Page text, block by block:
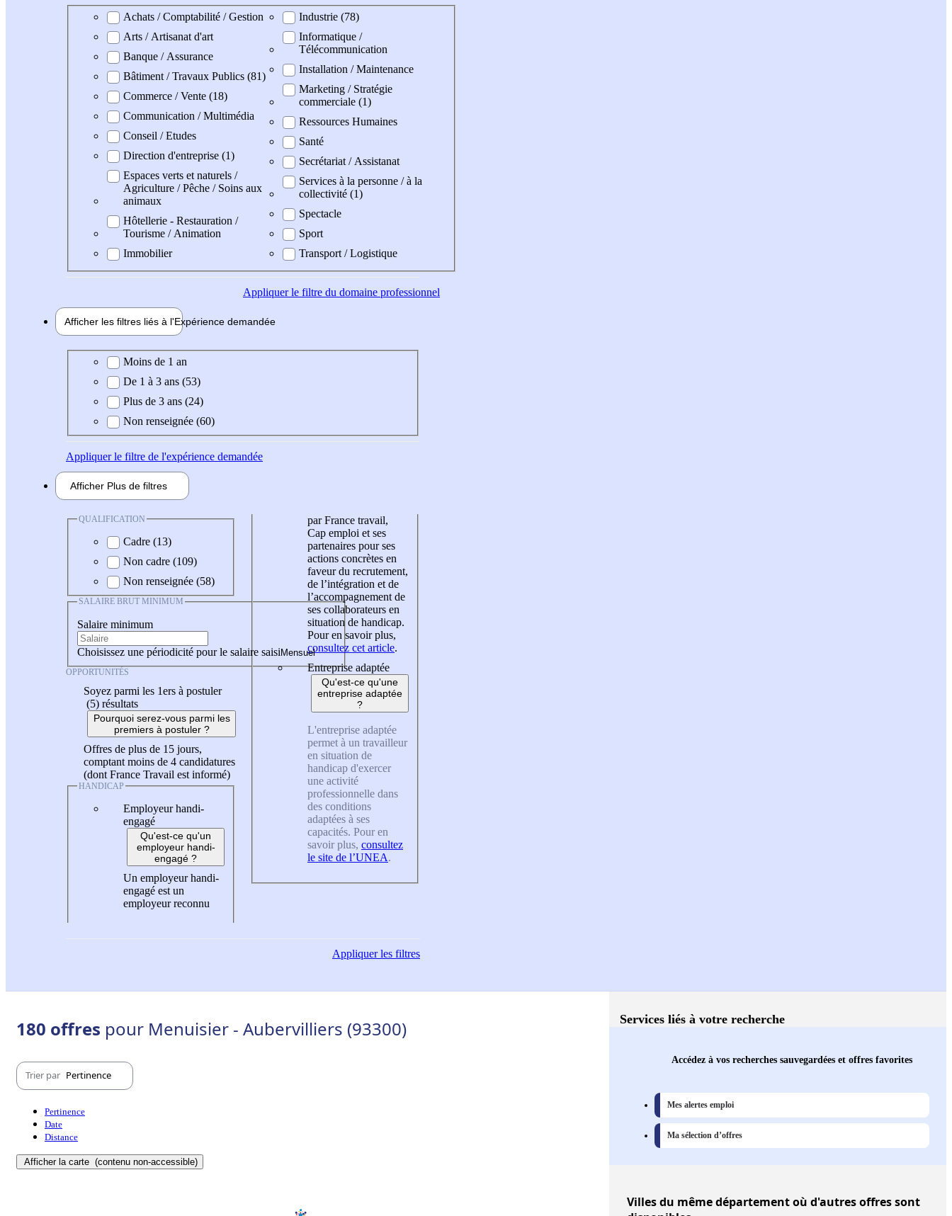
Domaine professionel
Achats / Comptabilité / Gestion
Arts / Artisanat d'art
Banque / Assurance
Bâtiment / Travaux Publics (81)
Commerce / Vente (18)
Communication / Multimédia
Conseil / Etudes
Direction d'entreprise (1)
Espaces verts et naturels /
Agriculture / Pêche / Soins aux
animaux
Hôtellerie - Restauration /
Tourisme / Animation
Immobilier
Industrie (78)
Informatique /
Télécommunication
Installation / Maintenance
Marketing / Stratégie
commerciale (1)
Ressources Humaines
Santé
Secrétariat / Assistanat
Services à la personne / à la
collectivité (1)
Spectacle
Sport
Transport / Logistique
Appliquerle filtre du domaine professionnel
Afficher les filtres liés à l'Expérience demandée
Expérience demandée
Moins de 1 an
De 1 à 3 ans (53)
Plus de 3 ans (24)
Non renseignée (60)
Appliquerle filtre de l'expérience demandée
Afficher Plus de filtres
QUALIFICATION
Cadre (13)
Non cadre (109)
Non renseignée (58)
SALAIRE BRUT MINIMUM
Salaire minimum
Choisissez une périodicité pour le salaire saisi
OPPORTUNITÉS
Soyez parmi les 1ers à postuler
(5) résultats
Pourquoi serez-vous parmi les
premiers à postuler ?
Offres de plus de 15 jours,
comptant moins de 4 candidatures
(dont France Travail est informé)
HANDICAP
Employeur handi-
engagé
Qu'est-ce qu'un
employeur handi-
engagé ?
Un employeur handi-
engagé est un
employeur reconnu
par France travail,
Cap emploi et ses
partenaires pour ses
actions concrètes en
faveur du recrutement,
de l’intégration et de
l’accompagnement de
ses collaborateurs en
situation de handicap.
Pour en savoir plus,
consultez cet article.
Entreprise adaptée
Qu'est-ce qu'une
entreprise adaptée
?
L'entreprise adaptée
permet à un travailleur
en situation de
handicap d'exercer
une activité
professionnelle dans
des conditions
adaptées à ses
capacités. Pour en
savoir plus, consultez
le site de l’UNEA.
Appliquerles filtres
180 offres pour Menuisier - Aubervilliers (93300)
Trier par Pertinence
Pertinence
Date
Distance
Afficher la carte (contenu non-accessible)
Services liés à votre recherche
Accédez à vos recherches sauvegardées et offres favorites
Mes alertes emploi
Ma sélection d’offres
Villesdu même département où d'autres offres sont